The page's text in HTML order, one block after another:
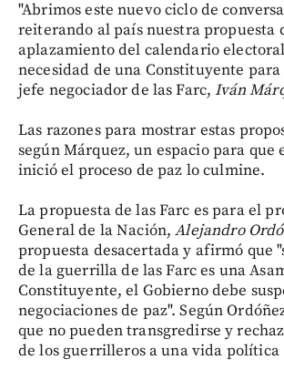
"Abrimos este nuevo ciclo de
reiterando al país nuestra propuesta
aplazamiento del calendario
necesidad de una Constituyente
jefe negociador de las Farc,Iván
Las razones para mostrar estas
según Márquez, un espacio para que
inició el proceso de paz lo culmine.
La propuesta de las Farc es para el
General de la Nación,Alejandro
propuesta desacertada y afirmó que
de la guerrilla de las Farc es una
Constituyente, el Gobierno debe
negociaciones de paz". Según
que no pueden transgredirse y
de los guerrilleros a una vida política